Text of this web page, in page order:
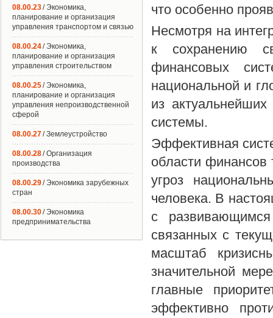
что особенно
Несмотря на
к сохранению
финансовых
национальной и
из
системы.
Эффективная
области финансов
угроз
человека. В
с
связанных с
масштаб
значительной
главные
эффективно
08.00.23/ Экономика,
планирование и организация
управления транспортом и связью
08.00.24/ Экономика,
планирование и организация
управления строительством
08.00.25/ Экономика,
планирование и организация
управления непроизводственной
сферой
08.00.27/ Землеустройство
08.00.28/ Организация
производства
08.00.29/ Экономика зарубежных
стран
08.00.30/ Экономика
предпринимательства